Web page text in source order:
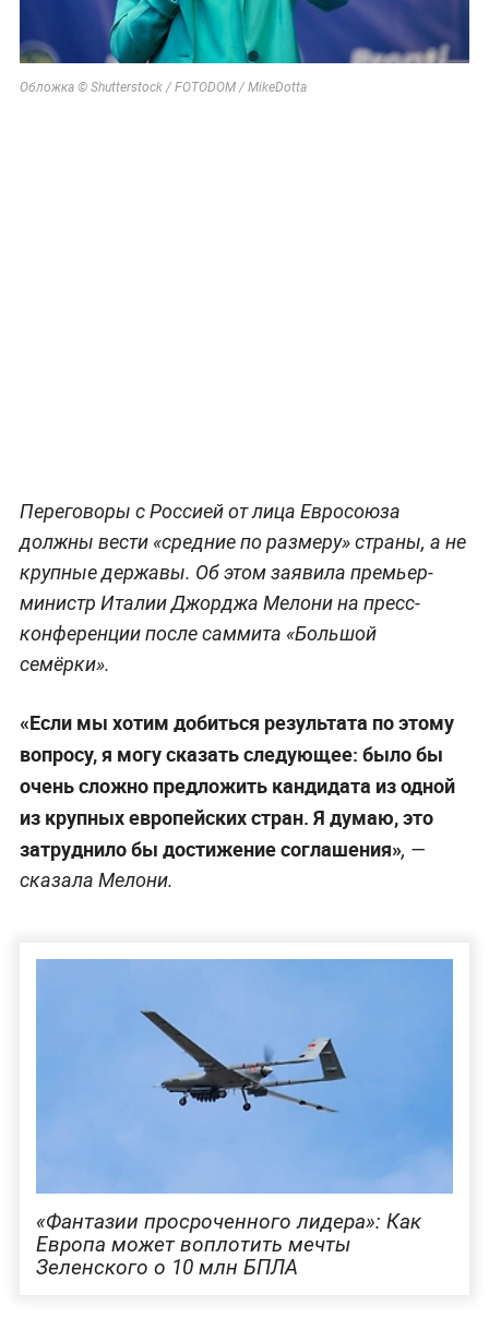
Обложка © Shutterstock / FOTODOM / MikeDotta
Переговоры с Россией от лица Евросоюза
должны вести «средние по размеру» страны, а не
крупные державы. Об этом заявила премьер-
министр Италии Джорджа Мелони на пресс-
конференции после саммита «Большой
семёрки».
«Если мы хотим добиться результата по этому
вопросу, я могу сказать следующее: было бы
очень сложно предложить кандидата из одной
из крупных европейских стран. Я думаю, это
затруднило бы достижение соглашения», —
сказала Мелони.
«Фантазии просроченного лидера»: Как
Европа может воплотить мечты
Зеленского о 10 млн БПЛА